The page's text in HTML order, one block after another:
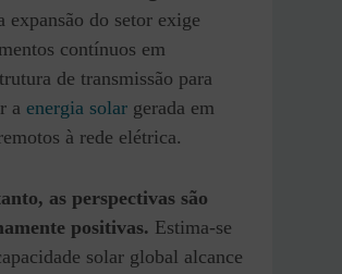
expansão do setor exige
contínuos em
de transmissão para
a energia solar gerada em
à rede elétrica.
as perspectivas são
positivas. Estima-se
solar global alcance